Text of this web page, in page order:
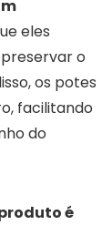
eles
o
os potes
facilitando
do
é